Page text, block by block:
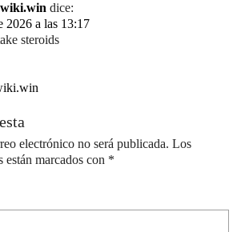
dice:
2026 a las 13:17
steroids
electrónico no será publicada. Los
marcados con *